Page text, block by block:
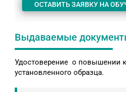
ОСТАВИТЬ ЗАЯВКУ НА
Выдаваемые
Удостоверение о повышении
установленного образца.